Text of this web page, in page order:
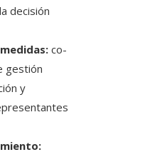
decisión
co-
gestión
y